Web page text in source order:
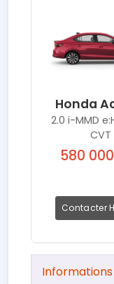
Honda
2.0 i-MMD
CVT
580
Contacter